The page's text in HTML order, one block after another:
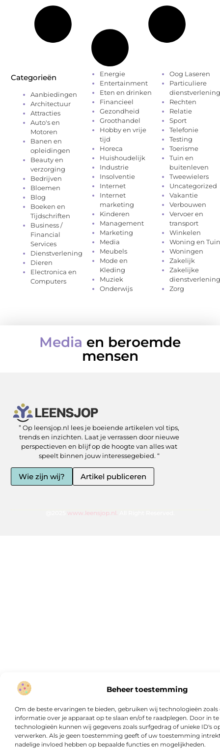
Beheer toestemming
Om de beste ervaringen te bieden, gebruiken wij technologieën
informatie over je apparaat op te slaan en/of te raadplegen. Door in
technologieën kunnen wij gegevens zoals surfgedrag of unieke ID's
verwerken. Als je geen toestemming geeft of uw toestemming
nadelige invloed hebben op bepaalde functies en mogelijkheden.
Categorieën
Aanbiedingen
Architectuur
Attracties
Auto's en
Motoren
Banen en
opleidingen
Beauty en
verzorging
Bedrijven
Bloemen
Blog
Boeken en
Tijdschriften
Business /
Financial
Services
Dienstverlening
Dieren
Electronica en
Computers
Energie
Entertainment
Eten en drinken
Financieel
Gezondheid
Groothandel
Hobby en vrije
tijd
Horeca
Huishoudelijk
Industrie
Insolventie
Internet
Internet
marketing
Kinderen
Management
Marketing
Media
Meubels
Mode en
Kleding
Muziek
Onderwijs
Oog Laseren
Particuliere
dienstverlening
Rechten
Relatie
Sport
Telefonie
Testing
Toerisme
Tuin en
buitenleven
Tweewielers
Uncategorized
Vakantie
Verbouwen
Vervoer en
transport
Winkelen
Woning en Tuin
Woningen
Zakelijk
Zakelijke
dienstverlening
Zorg
Media en beroemde
mensen
” Op leensjop.nl lees je boeiende artikelen vol tips,
trends en inzichten. Laat je verrassen door nieuwe
perspectieven en blijf op de hoogte van alles wat
speelt binnen jouw interessegebied. “
Wie zijn wij? Artikel publiceren
@2025www.leensjop.nl.All Right Reserved.